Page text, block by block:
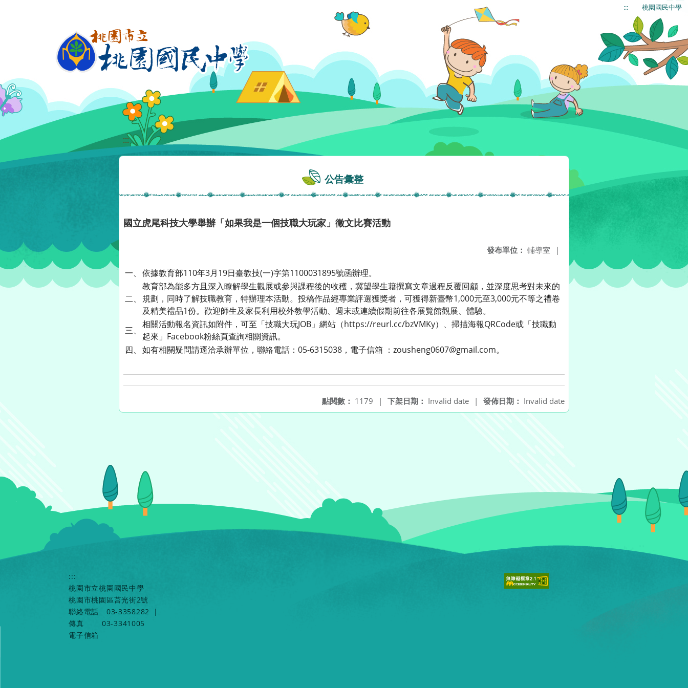
::: 桃園國民中學
:::
公告彙整
國立虎尾科技大學舉辦「如果我是一個技職大玩家」徵文比賽活動
發布單位： 輔導室 |
一、 依據教育部110年3月19日臺教技(一)字第1100031895號函辦理。
二、
教育部為能多方且深入瞭解學生觀展或參與課程後的收穫，冀望學生藉撰寫文章過程反覆回顧，並深度思考對未來的
規劃，同時了解技職教育，特辦理本活動。投稿作品經專業評選獲獎者，可獲得新臺幣1,000元至3,000元不等之禮卷
及精美禮品1份。歡迎師生及家長利用校外教學活動、週末或連續假期前往各展覽館觀展、體驗。
三、
相關活動報名資訊如附件，可至「技職大玩JOB」網站（https://reurl.cc/bzVMKy）、掃描海報QRCode或「技職動
起來」Facebook粉絲頁查詢相關資訊。
四、 如有相關疑問請逕洽承辦單位，聯絡電話：05-6315038，電子信箱 ：zousheng0607@gmail.com。
發佈日期： Invalid date
下架日期： Invalid date |
點閱數： 1179 |
:::
桃園市立桃園國民中學
桃園市桃園區莒光街2號
聯絡電話
03-3358282
|
傳真
03-3341005
電子信箱